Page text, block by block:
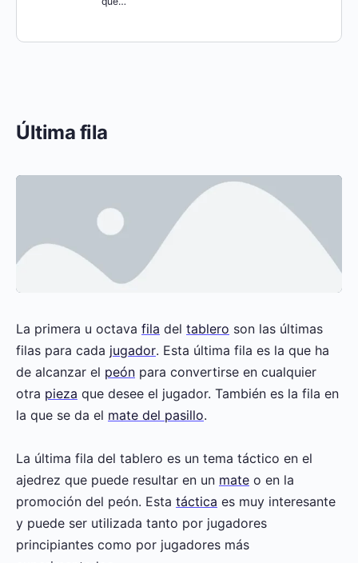
Última fila
La primera u octava fila del tablero son las últimas
filas para cada jugador. Esta última fila es la que ha
de alcanzar el peón para convertirse en cualquier
otra pieza que desee el jugador. También es la fila en
la que se da el mate del pasillo.
La última fila del tablero es un tema táctico en el
ajedrez que puede resultar en un mate o en la
promoción del peón. Esta táctica es muy interesante
y puede ser utilizada tanto por jugadores
principiantes como por jugadores más